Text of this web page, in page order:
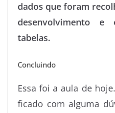
dados que foram
desenvolvimento e
tabelas.
Concluindo
Essa foi a aula de
ficado com alguma